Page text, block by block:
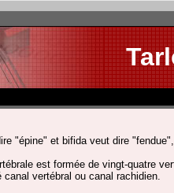
"épine" et bifida veut dire
est formée de vingt-quatre
canal vertébral ou canal rachidien.